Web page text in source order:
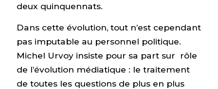
deux quinquennats.
Dans cette évolution, tout n’est cependant
pas imputable au personnel politique.
Michel Urvoy insiste pour sa part sur rôle
de l’évolution médiatique : le traitement
de toutes les questions de plus en plus